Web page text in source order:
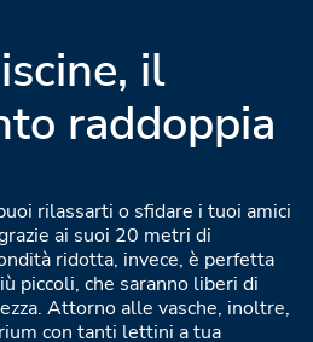
il
raddoppia
rilassarti o sfidare i tuoi amici
ai suoi 20 metri di
ridotta, invece, è perfetta
piccoli, che saranno liberi di
Attorno alle vasche, inoltre,
con tanti lettini a tua